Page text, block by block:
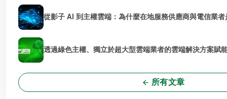
從影子 AI 到主權雲端：為什麼在地服務供應商與電信業
透過綠色主權、獨立於超大型雲端業者的雲端解決方案賦
所有文章